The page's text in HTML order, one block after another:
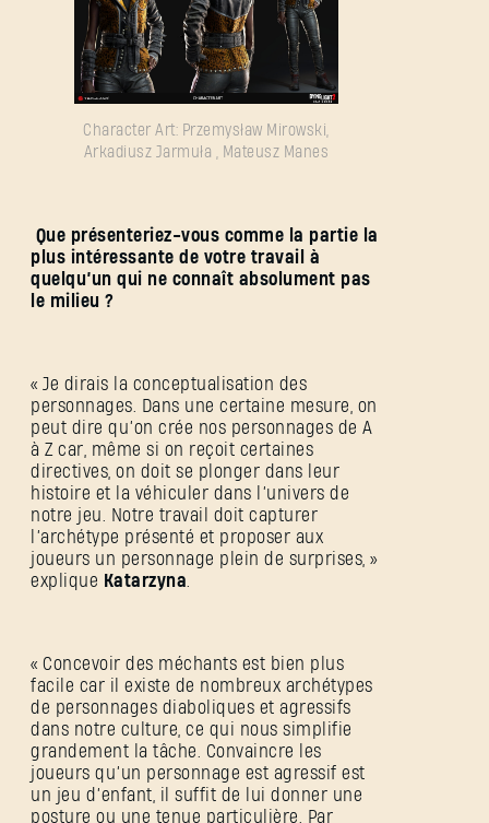
Character Art: Przemysław Mirowski,
Arkadiusz Jarmuła , Mateusz Manes
Que présenteriez-vous comme la partie la
plus intéressante de votre travail à
quelqu’un qui ne connaît absolument pas
le milieu ?
« Je dirais la conceptualisation des
personnages. Dans une certaine mesure, on
peut dire qu’on crée nos personnages de A
à Z car, même si on reçoit certaines
directives, on doit se plonger dans leur
histoire et la véhiculer dans l’univers de
notre jeu. Notre travail doit capturer
l’archétype présenté et proposer aux
joueurs un personnage plein de surprises, »
explique Katarzyna
« Concevoir des méchants est bien plus
facile car il existe de nombreux archétypes
de personnages diaboliques et agressifs
dans notre culture, ce qui nous simplifie
grandement la tâche. Convaincre les
joueurs qu’un personnage est agressif est
un jeu d’enfant, il suffit de lui donner une
posture ou une tenue particulière. Par